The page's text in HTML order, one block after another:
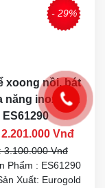
- 29%
xoong nồi, bát
năng inox nan
ES61290
Vnđ
3.100.000 Vnđ
Phẩm : ES61290
Xuất: Eurogold